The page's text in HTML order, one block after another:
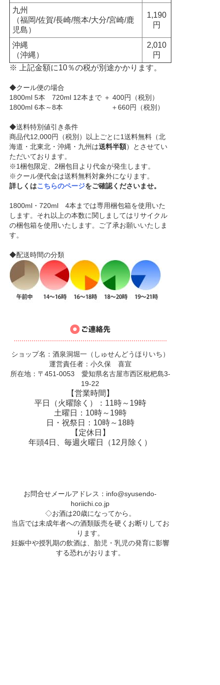
九州
（福岡/佐賀/長崎/熊本/大分/宮崎/鹿
児島）
1,190
円
沖縄
（沖縄）
2,010
円
※ 上記金額に10％の税が別途かかります。
◆クール便の場合
1800ml 5本 720ml 12本まで ＋ 400円（税別）
1800ml 6本～8本 ＋660円（税別）
◆送料特別値引き条件
商品代12,000円（税別）以上ごとに1送料無料（北
海道・北東北・沖縄・九州は送料半額）とさせてい
ただいております。
※1梱包限定、2梱包目より代金が発生します。
※クール便代金は送料無料対象外になります。
詳しくはこちらのページをご確認くださいませ。
1800ml・720ml 4本までは専用梱包箱を使用いた
します。それ以上の本数に関しましてはリサイクル
の梱包箱を使用いたします。ご了承お願いいたしま
す。
◆配送時間の分類
ショップ名：酒泉洞堀一（しゅせんどうほりいち）
運営責任者：小久保 喜宣
所在地：〒451-0053 愛知県名古屋市西区枇杷島3-
19-22
【営業時間】
平日（火曜除く）：11時～19時
土曜日：10時～19時
日・祝祭日：10時～18時
【定休日】
年頭4日、毎週火曜日（12月除く）
お問合せメールアドレス： info@syusendo-
horiichi.co.jp
◇お酒は20歳になってから。
当店では未成年者への酒類販売を硬くお断りしてお
ります。
妊娠中や授乳期の飲酒は、胎児・乳児の発育に影響
する恐れがおります。